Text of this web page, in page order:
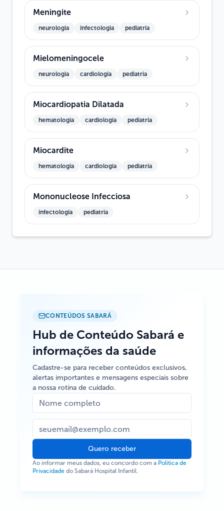
Meningite
neurologia infectologia pediatria
Mielomeningocele
neurologia cardiologia pediatria
Miocardiopatia Dilatada
hematologia cardiologia pediatria
Miocardite
hematologia cardiologia pediatria
Mononucleose Infecciosa
infectologia pediatria
CONTEÚDOS SABARÁ
Hub de Conteúdo Sabará e
informações da saúde
Cadastre-se para receber conteúdos exclusivos,
alertas importantes e mensagens especiais sobre
a nossa rotina de cuidado.
Quero receber
Ao informar meus dados, eu concordo com a Política de
Privacidade do Sabará Hospital Infantil.